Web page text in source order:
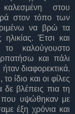
στου
στον τόπο των
να βρώ τα
ηλικίας. Έτσι και
το καλούγουστο
και πάλι
διαφορεκτικά.
ίδιο και οι φίλες
βλέπεις πια τη
που υψώθηκαν με
έξη χρόνια και